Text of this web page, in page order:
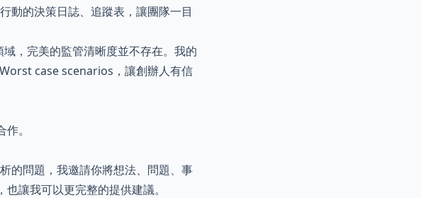
動的決策日誌、追蹤表，讓團隊一目
域，完美的監管清晰度並不存在。我的
case scenarios，讓創辦人有信
。
的問題，我邀請你將想法、問題、事
讓我可以更完整的提供建議。